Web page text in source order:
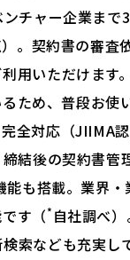
チャー企業まで
。契約書の審査
用いただけます
ため、普段お使
全対応（JIIMA認
結後の契約書管
も搭載。業界・
す（* 自社調べ
索なども充実し